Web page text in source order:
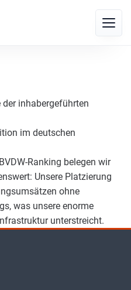
Toggle
inhabergeführten
im deutschen
Ranking belegen wir
Unsere Platzierung
ohne
was unsere enorme
unterstreicht.